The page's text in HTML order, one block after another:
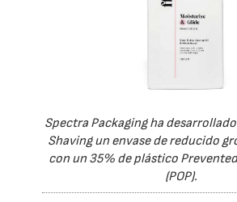
Spectra Packaging ha
Shaving un envase de reducido
con un 35% de plástico
(POP).